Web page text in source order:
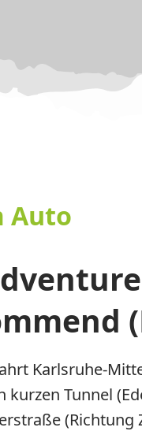
Auto
Karlsruhe-
kurzen Tunnel
(Richtung